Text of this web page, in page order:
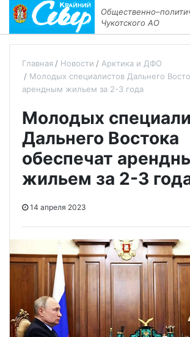
Чукотского АО
Главная Новости
Арктика и ДФО
Молодых специалистов Дальнего
арендным жильем за 2-3 года
Молодых
Дальнего Востока
обеспечат
жильем за 2-3
14 апреля 2023